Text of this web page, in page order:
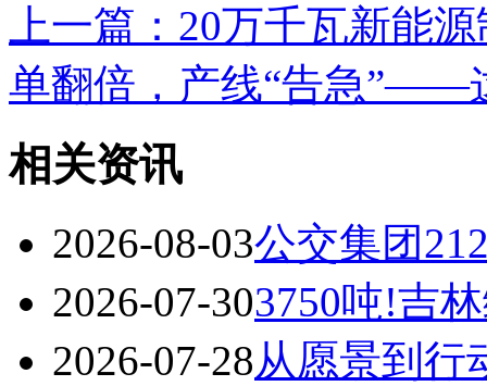
上一篇：20万千瓦新能
单翻倍，产线“告急”——
相关资讯
2026-08-03公交集团
2026-07-303750吨!吉
2026-07-28从愿景到行